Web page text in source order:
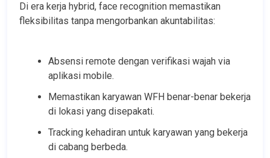
Di era kerja hybrid, face recognition memastikan
fleksibilitas tanpa mengorbankan akuntabilitas:
Absensi remote dengan verifikasi wajah via
aplikasi mobile.
Memastikan karyawan WFH benar-benar bekerja
di lokasi yang disepakati.
Tracking kehadiran untuk karyawan yang bekerja
di cabang berbeda.